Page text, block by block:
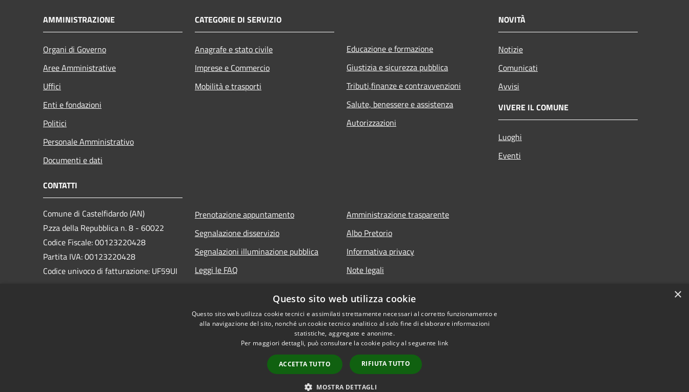
AMMINISTRAZIONE
Organi di Governo
Aree Amministrative
Uffici
Enti e fondazioni
Politici
Personale Amministrativo
Documenti e dati
CATEGORIE DI SERVIZIO
Anagrafe e stato civile
Imprese e Commercio
Mobilità e trasporti
Educazione e formazione
Giustizia e sicurezza pubblica
Tributi,finanze e contravvenzioni
Salute, benessere e assistenza
Autorizzazioni
NOVITÀ
Notizie
Comunicati
Avvisi
VIVERE IL COMUNE
Luoghi
Eventi
CONTATTI
Comune di Castelfidardo (AN)
P.zza della Repubblica n. 8 - 60022
Codice Fiscale: 00123220428
Partita IVA: 00123220428
Codice univoco di fatturazione: UF59UI
Prenotazione appuntamento
Segnalazione disservizio
Segnalazioni illuminazione pubblica
Leggi le FAQ
Amministrazione trasparente
Albo Pretorio
Informativa privacy
Note legali
Copyright © 2026 • Comune di Castelfidardo • Powered by
×
Questo sito web utilizza cookie
Questo sito web utilizza cookie tecnici e assimilati strettamente necessari al corretto funzionamento e
alla navigazione del sito, nonché un cookie tecnico analitico al solo fine di elaborare informazioni
statistiche, aggregate e anonime.
Per maggiori dettagli, può consultare la cookie policy al seguente link
ACCETTA TUTTO RIFIUTA TUTTO
MOSTRA DETTAGLI